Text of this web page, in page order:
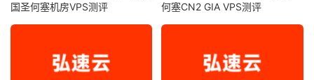
国圣何塞机房VPS测评
何塞CN2 GIA VPS测评